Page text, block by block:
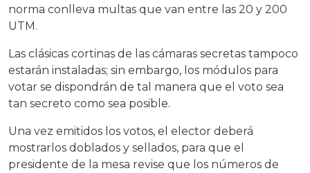
norma conlleva multas que van entre las 20 y 200
UTM.
Las clásicas cortinas de las cámaras secretas tampoco
estarán instaladas; sin embargo, los módulos para
votar se dispondrán de tal manera que el voto sea
tan secreto como sea posible.
Una vez emitidos los votos, el elector deberá
mostrarlos doblados y sellados, para que el
presidente de la mesa revise que los números de